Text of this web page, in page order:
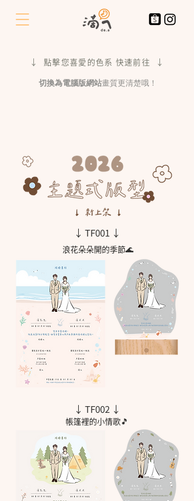
↓ 點擊您喜愛的色系 快速前往 ↓
​切換為電腦版網站畫質更清楚哦！
浪花朵朵開的季節🌊
↓ TF001 ↓
↓ TF002 ↓
帳篷裡的小情歌🎵